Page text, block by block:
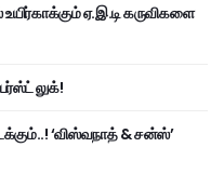
ஏ.இ.டி கருவிகளை
லுக்!
‘விஸ்வநாத் & சன்ஸ்’